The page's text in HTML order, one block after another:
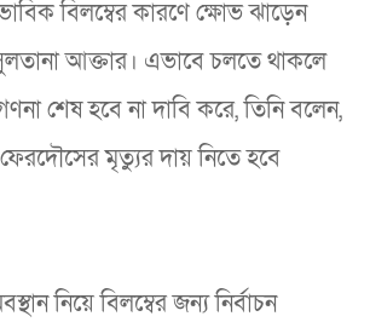
বিলম্বের কারণে ক্ষোভ ঝাড়েন
সুলতানা আক্তার। এভাবে চলতে থাকলে
শেষ হবে না দাবি করে, তিনি বলেন,
ফেরদৌসের মৃত্যুর দায় নিতে হবে
নিয়ে বিলম্বের জন্য নির্বাচন